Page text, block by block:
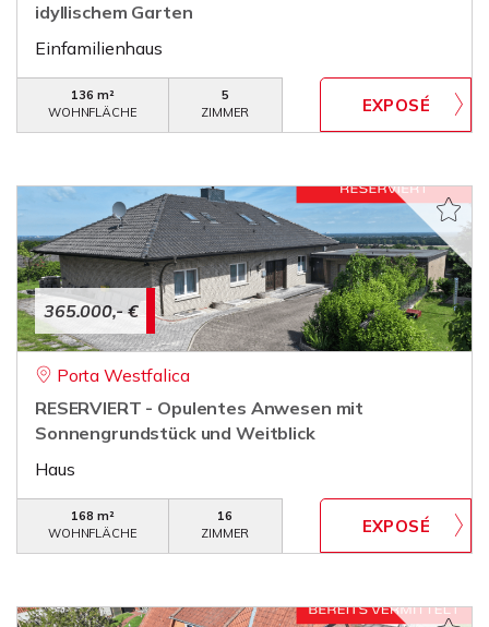
idyllischem Garten
Einfamilienhaus
136 m²
WOHNFLÄCHE
5
ZIMMER
365.000,- €
Porta Westfalica
RESERVIERT - Opulentes Anwesen mit
Sonnengrundstück und Weitblick
Haus
168 m²
WOHNFLÄCHE
16
ZIMMER